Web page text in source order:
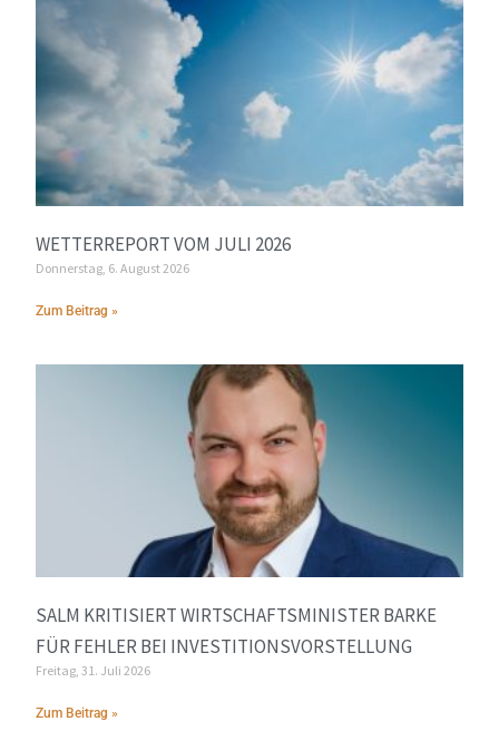
WETTERREPORT VOM JULI 2026
Donnerstag, 6. August 2026
Zum Beitrag »
SALM KRITISIERT WIRTSCHAFTSMINISTER BARKE
FÜR FEHLER BEI INVESTITIONSVORSTELLUNG
Freitag, 31. Juli 2026
Zum Beitrag »